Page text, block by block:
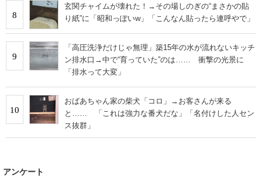
8
玄関チャイムが壊れた！→その場しのぎの“まさかの貼
り紙”に「昭和っぽいw」「こんなん貼ったら連呼やで」
9
「高圧洗浄だけじゃ無理」築15年の水が流れないキッチ
ン排水口→中で“育っていた”のは…… 衝撃の光景に
「排水って大変」
10
おばあちゃん家の柴犬「コロ」→お客さんが来る
と…… 「これは強力な番犬だな」「名付けした人セン
ス抜群」
アンケート